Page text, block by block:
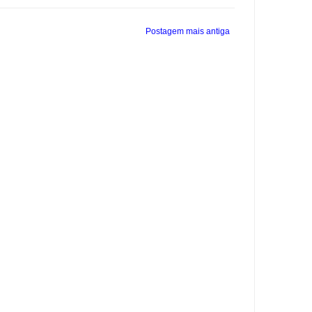
Postagem mais antiga